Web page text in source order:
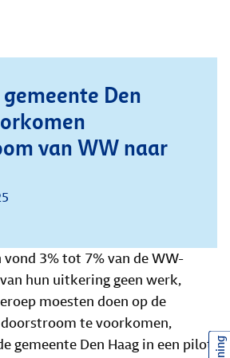
Den
van WW naar
vond 3% tot 7% van de WW-
hun uitkering geen werk,
moesten doen op de
te voorkomen,
gemeente Den Haag in een pilot